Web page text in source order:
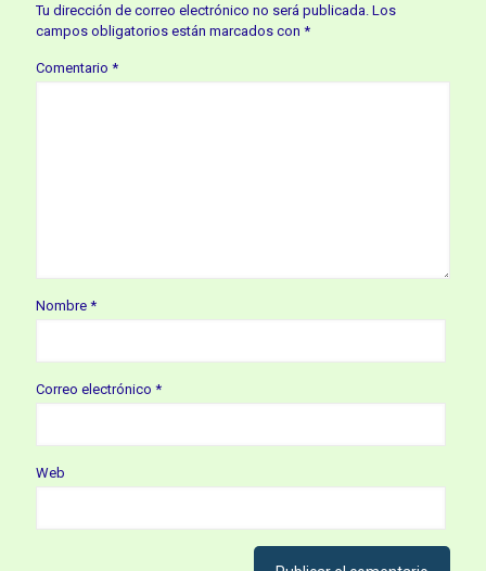
Tu dirección de correo electrónico no será publicada. Los
campos obligatorios están marcados con *
Comentario *
Nombre *
Correo electrónico *
Web